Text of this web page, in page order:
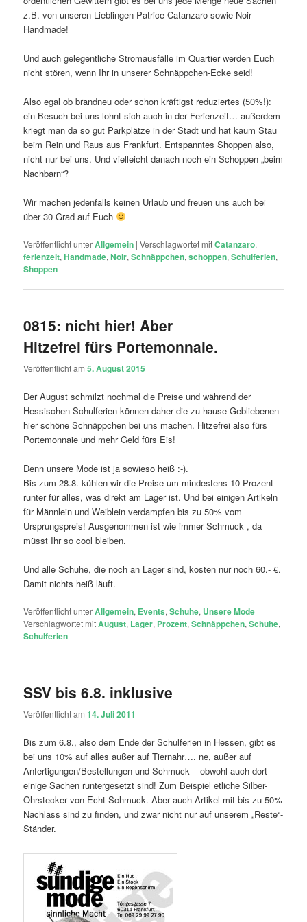
z.B. von unseren Lieblingen Patrice Catanzaro sowie Noir
Handmade!
Und auch gelegentliche Stromausfälle im Quartier werden Euch
nicht stören, wenn Ihr in unserer Schnäppchen-Ecke seid!
Also egal ob brandneu oder schon kräftigst reduziertes (50%!):
ein Besuch bei uns lohnt sich auch in der Ferienzeit… außerdem
kriegt man da so gut Parkplätze in der Stadt und hat kaum Stau
beim Rein und Raus aus Frankfurt. Entspanntes Shoppen also,
nicht nur bei uns. Und vielleicht danach noch ein Schoppen „beim
Nachbarn“?
Wir machen jedenfalls keinen Urlaub und freuen uns auch bei
über 30 Grad auf Euch
Veröffentlicht unterAllgemein |Verschlagwortet mitCatanzaro,
ferienzeit,Handmade,Noir,Schnäppchen,schoppen,Schulferien,
Shoppen
0815: nicht hier! Aber
Hitzefrei fürs Portemonnaie.
Veröffentlicht am5. August 2015
Der August schmilzt nochmal die Preise und während der
Hessischen Schulferien können daher die zu hause Gebliebenen
hier schöne Schnäppchen bei uns machen. Hitzefrei also fürs
Portemonnaie und mehr Geld fürs Eis!
Denn unsere Mode ist ja sowieso heiß :-).
Bis zum 28.8. kühlen wir die Preise um mindestens 10 Prozent
runter für alles, was direkt am Lager ist. Und bei einigen Artikeln
für Männlein und Weiblein verdampfen bis zu 50% vom
Ursprungspreis! Ausgenommen ist wie immer Schmuck , da
müsst Ihr so cool bleiben.
Und alle Schuhe, die noch an Lager sind, kosten nur noch 60.- €.
Damit nichts heiß läuft.
Veröffentlicht unterAllgemein, Events,Schuhe, Unsere Mode |
Verschlagwortet mitAugust, Lager, Prozent,Schnäppchen,Schuhe,
Schulferien
SSV bis 6.8. inklusive
Veröffentlicht am14. Juli 2011
Bis zum 6.8., also dem Ende der Schulferien in Hessen, gibt es
bei uns 10% auf alles außer auf Tiernahr…. ne, außer auf
Anfertigungen/Bestellungen und Schmuck – obwohl auch dort
einige Sachen runtergesetzt sind! Zum Beispiel etliche Silber-
Ohrstecker von Echt-Schmuck. Aber auch Artikel mit bis zu 50%
Nachlass sind zu finden, und zwar nicht nur auf unserem „Reste“-
Ständer.